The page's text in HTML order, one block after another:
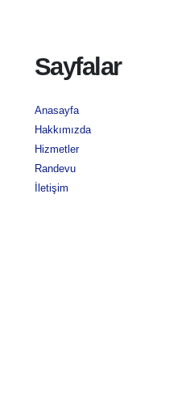
Sayfalar
Anasayfa
Hakkımızda
Hizmetler
Randevu
İletişim